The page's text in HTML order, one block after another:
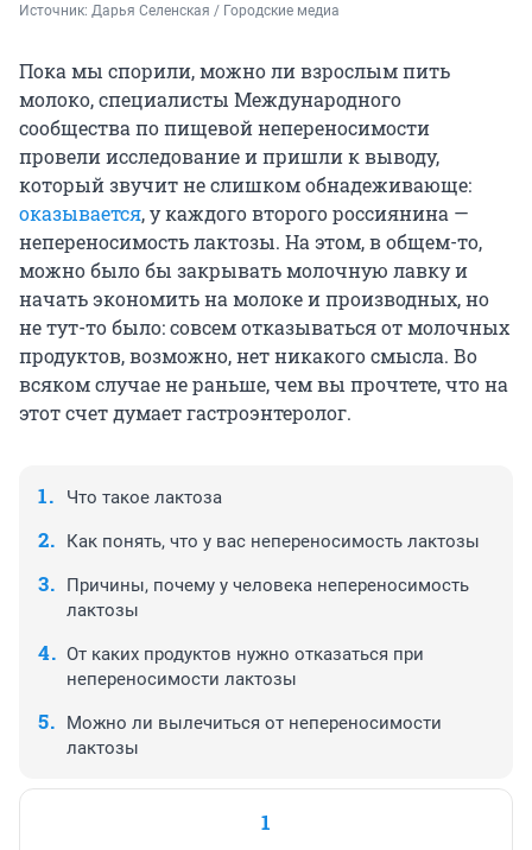
Источник: Дарья Селенская / Городские медиа
Пока мы спорили, можно ли взрослым пить
молоко, специалисты Международного
сообщества по пищевой непереносимости
провели исследование и пришли к выводу,
который звучит не слишком обнадеживающе:
оказывается, у каждого второго россиянина —
непереносимость лактозы. На этом, в общем-то,
можно было бы закрывать молочную лавку и
начать экономить на молоке и производных, но
не тут-то было: совсем отказываться от молочных
продуктов, возможно, нет никакого смысла. Во
всяком случае не раньше, чем вы прочтете, что на
этот счет думает гастроэнтеролог.
Что такое лактоза
Как понять, что у вас непереносимость лактозы
Причины, почему у человека непереносимость
лактозы
От каких продуктов нужно отказаться при
непереносимости лактозы
Можно ли вылечиться от непереносимости
лактозы
1